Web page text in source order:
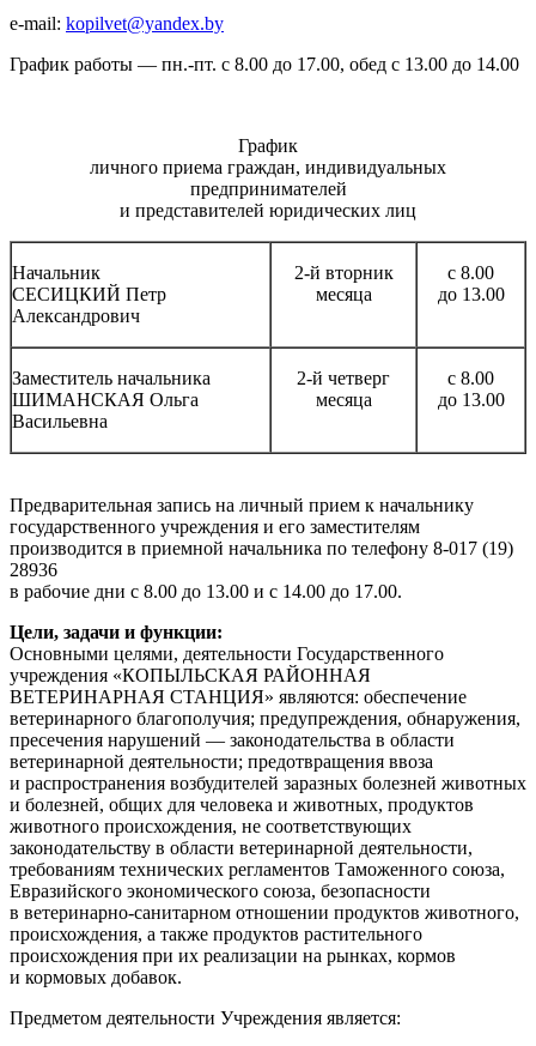
е-mail: kopilvet@yandex.by
График работы — пн.-пт. с 8.00 до 17.00, обед с 13.00 до 14.00
График
личного приема граждан, индивидуальных
предпринимателей
и представителей юридических лиц
Начальник
СЕСИЦКИЙ Петр
Александрович
2-й вторник
месяца
с 8.00
до 13.00
Заместитель начальника
ШИМАНСКАЯ Ольга
Васильевна
2-й четверг
месяца
с 8.00
до 13.00
Предварительная запись на личный прием к начальнику
государственного учреждения и его заместителям
производится в приемной начальника по телефону 8-017 (19)
28936
в рабочие дни с 8.00 до 13.00 и с 14.00 до 17.00.
Цели, задачи и функции:
Основными целями, деятельности Государственного
учреждения «КОПЫЛЬСКАЯ РАЙОННАЯ
ВЕТЕРИНАРНАЯ СТАНЦИЯ» являются: обеспечение
ветеринарного благополучия; предупреждения, обнаружения,
пресечения нарушений — законодательства в области
ветеринарной деятельности; предотвращения ввоза
и распространения возбудителей заразных болезней животных
и болезней, общих для человека и животных, продуктов
животного происхождения, не соответствующих
законодательству в области ветеринарной деятельности,
требованиям технических регламентов Таможенного союза,
Евразийского экономического союза, безопасности
в ветеринарно-санитарном отношении продуктов животного,
происхождения, а также продуктов растительного
происхождения при их реализации на рынках, кормов
и кормовых добавок.
Предметом деятельности Учреждения является: